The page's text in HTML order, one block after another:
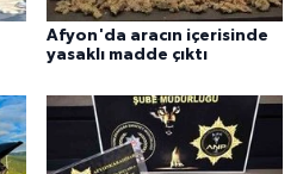
Afyon'da aracın içerisinde
yasaklı madde çıktı